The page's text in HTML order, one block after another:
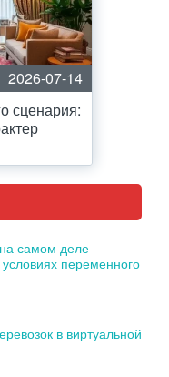
2026-07-14
сценария:
самом деле
переменного
в виртуальной